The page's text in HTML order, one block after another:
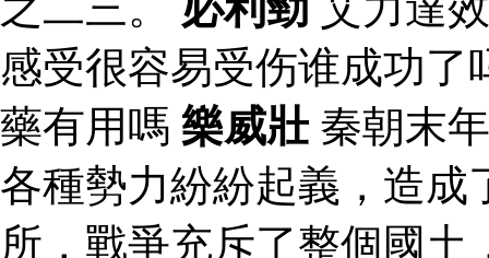
感受很容易受伤谁成功
藥有用嗎 樂威壯秦朝末
各種勢力紛紛起義，造成
所，戰爭充斥了整個國